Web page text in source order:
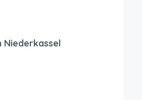
Niederkassel